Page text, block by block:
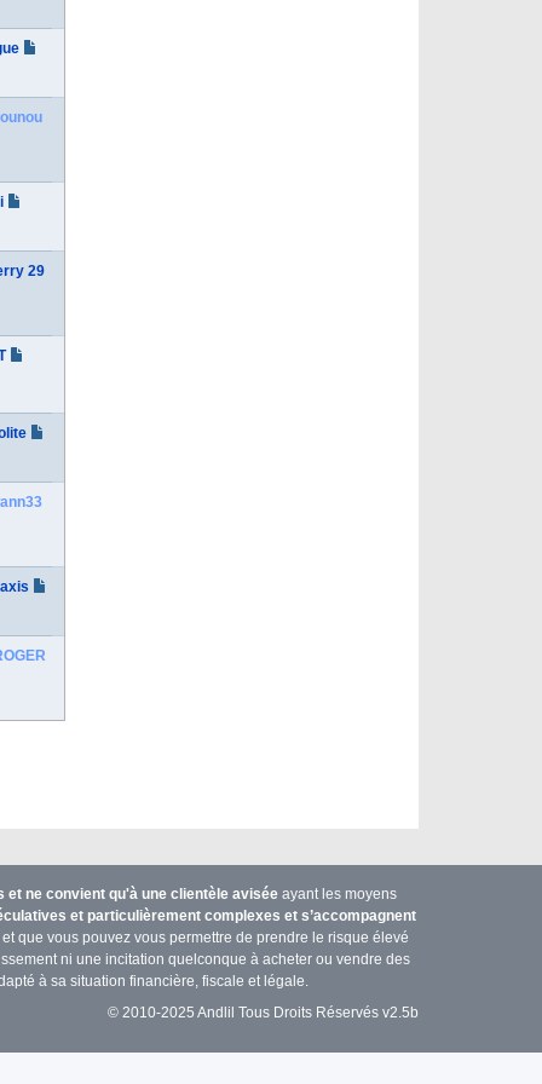
29
ne convient qu'à une clientèle aviséeayant les moyens
et particulièrement complexes et s’accompagnent
que vous pouvez vous permettre de prendre le risque élevé
ni une incitation quelconque à acheter ou vendre des
à sa situation financière, fiscale et légale.
© 2010-2025 Andlil Tous Droits Réservés v2.5b